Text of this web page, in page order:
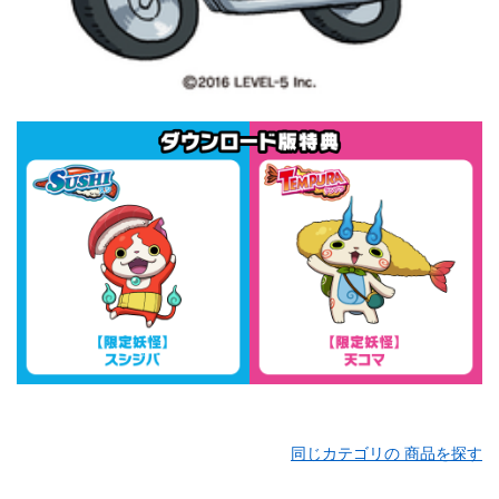
同じカテゴリの 商品を探す